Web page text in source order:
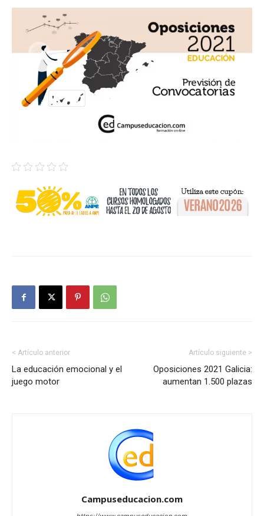
< Artículo anterior
La educación emocional y el
juego motor
Artículo siguiente >
Oposiciones 2021 Galicia:
aumentan 1.500 plazas
Campuseducacion.com